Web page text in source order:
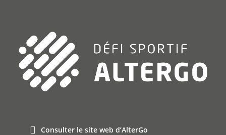
Consulter le site web d’AlterGo